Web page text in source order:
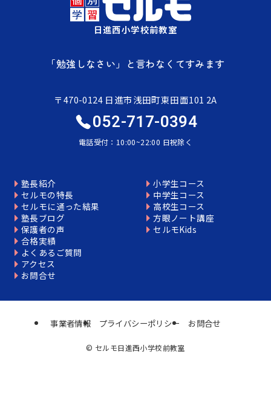
日進西小学校前教室
「勉強しなさい」と言わなくてすみます
〒470-0124 日進市浅田町東田面101 2A
052-717-0394
電話受付：10:00~22:00 日祝除く
塾長紹介
セルモの特長
セルモに通った結果
塾長ブログ
保護者の声
合格実績
小学生コース
中学生コース
高校生コース
方眼ノート講座
セルモKids
よくあるご質問
アクセス
お問合せ
事業者情報 プライバシーポリシー お問合せ
© セルモ日進西小学校前教室